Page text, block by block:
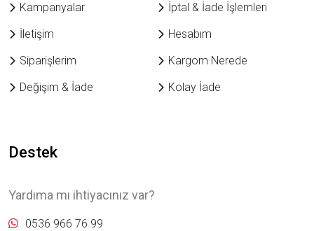
Kampanyalar
İptal & İade İşlemleri
İletişim
Hesabım
Siparişlerim
Kargom Nerede
Değişim & İade
Kolay İade
Destek
Yardıma mı ihtiyacınız var?
0536 966 76 99